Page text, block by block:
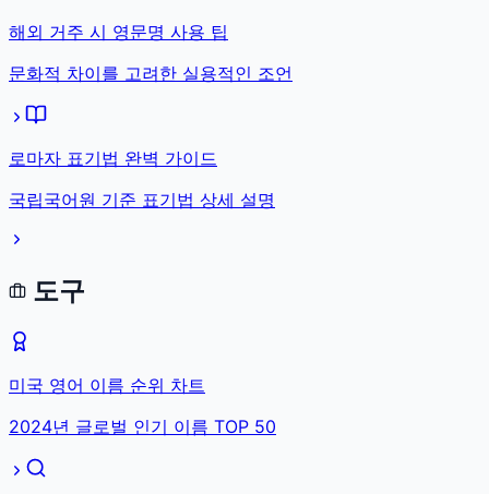
해외 거주 시 영문명 사용 팁
문화적 차이를 고려한 실용적인 조언
로마자 표기법 완벽 가이드
국립국어원 기준 표기법 상세 설명
도구
미국 영어 이름 순위 차트
2024년 글로벌 인기 이름 TOP 50